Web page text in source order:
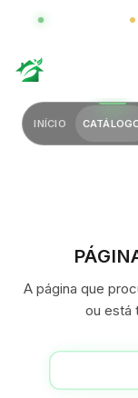
INÍCIO
A página que
ou está